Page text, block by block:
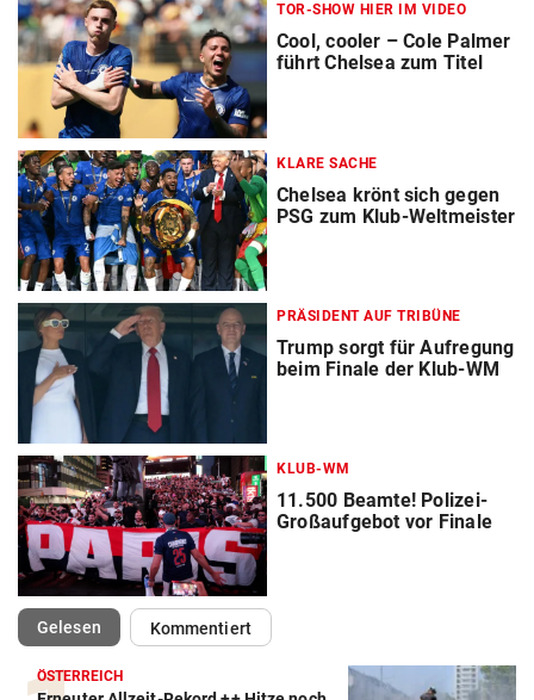
TOR-SHOW HIER IM VIDEO
Cool, cooler – Cole Palmer
führt Chelsea zum Titel
KLARE SACHE
Chelsea krönt sich gegen
PSG zum Klub-Weltmeister
PRÄSIDENT AUF TRIBÜNE
Trump sorgt für Aufregung
beim Finale der Klub-WM
KLUB-WM
11.500 Beamte! Polizei-
Großaufgebot vor Finale
Gelesen(ausgewählt)Kommentiert
ÖSTERREICH